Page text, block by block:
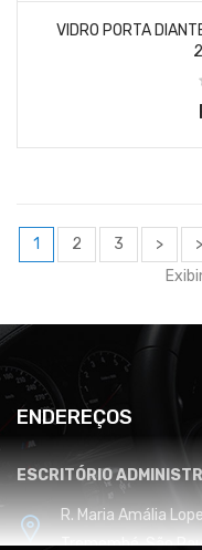
VIDRO PORTA
1 2 3 >
>|
ENDEREÇOS
ESCRITÓRIO
R. Maria Amália
Tremembé, São